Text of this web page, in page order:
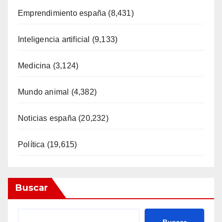
Emprendimiento españa (8,431)
Inteligencia artificial (9,133)
Medicina (3,124)
Mundo animal (4,382)
Noticias españa (20,232)
Política (19,615)
Buscar